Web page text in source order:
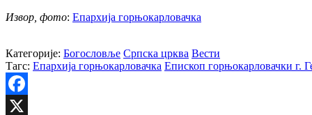
Извор, фото: Епархија горњокарловачка
Категорије: Богословље Српска црква Вести
Тагс: Епархија горњокарловачка Епископ горњокарловачки г.
Facebook